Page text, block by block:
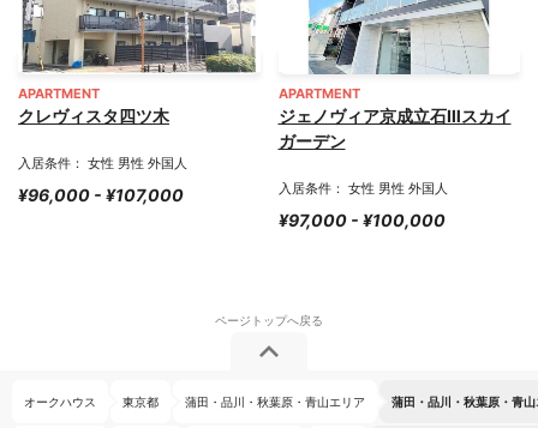
APARTMENT
クレヴィスタ四ツ木
入居条件： 女性 男性 外国人
¥96,000 - ¥107,000
APARTMENT
ジェノヴィア京成立石Ⅲスカイ
ガーデン
入居条件： 女性 男性 外国人
¥97,000 - ¥100,000
オークハウス 東京都 蒲田・品川・秋葉原・青山エリア 蒲田・品川・秋葉原・青